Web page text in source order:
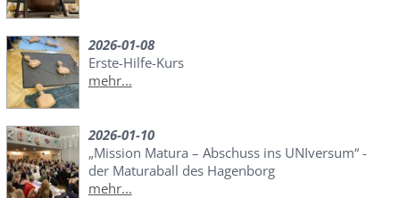
2026-01-08
Erste-Hilfe-Kurs
mehr...
2026-01-10
„Mission Matura – Abschuss ins UNIversum“ -
der Maturaball des Hagenborg
mehr...